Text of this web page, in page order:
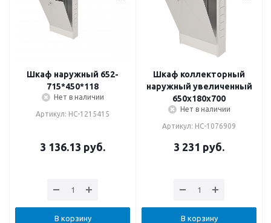
Шкаф наружный 652-
715*450*118
Нет в наличии
Артикул: НС-1215415
3 136.13 руб.
В корзину
Шкаф коллекторный
наружный увеличенный
650х180х700
Нет в наличии
Артикул: НС-1076909
3 231 руб.
В корзину